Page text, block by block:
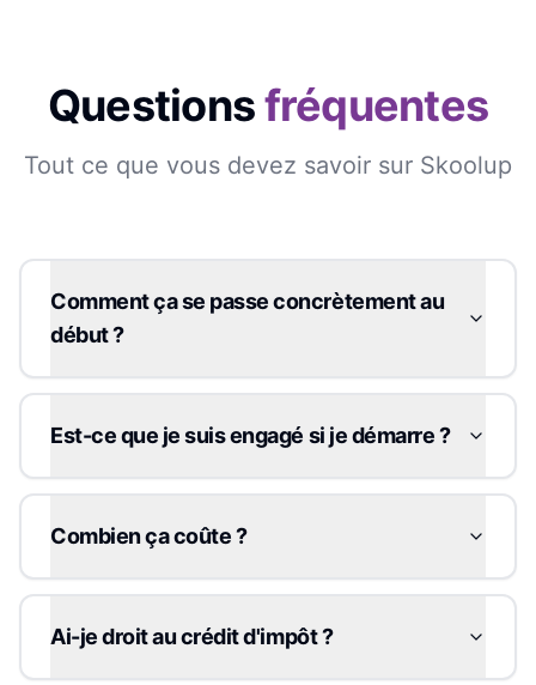
Questionsfréquentes
Tout ce que vous devez savoir sur Skoolup
Comment ça se passe concrètement au
début ?
Est-ce que je suis engagé si je démarre ?
Combien ça coûte ?
Ai-je droit au crédit d'impôt ?